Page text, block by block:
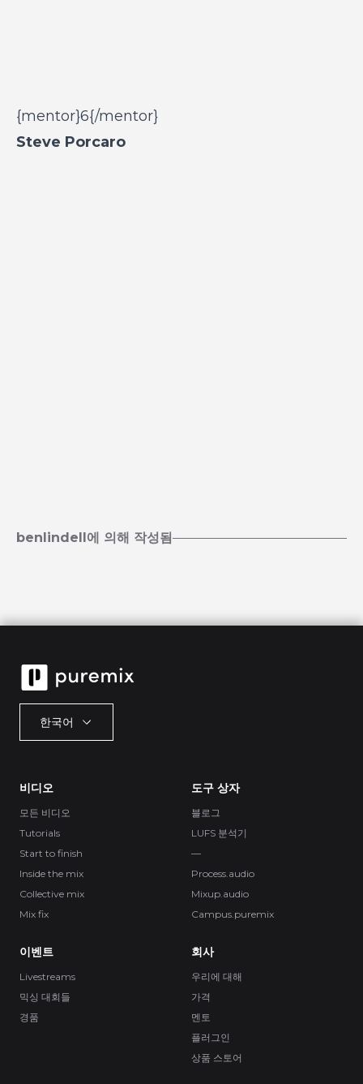
{mentor}6{/mentor}
Steve Porcaro
benlindell에 의해 작성됨
한국어
비디오
모든 비디오
Tutorials
Start to finish
Inside the mix
Collective mix
Mix fix
도구 상자
블로그
LUFS 분석기
—
Process.audio
Mixup.audio
Campus.puremix
이벤트
Livestreams
믹싱 대회들
경품
회사
우리에 대해
가격
멘토
플러그인
상품 스토어